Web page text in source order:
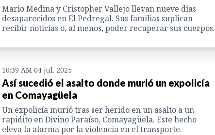
Mario Medina y Cristopher Vallejo llevan nueve días
desaparecidos en El Pedregal. Sus familias suplican
recibir noticias o, al menos, poder recuperar sus cuerpos.
10:39 AM 04 jul. 2025
Así sucedió el asalto donde murió un expolicía
en Comayagüela
Un expolicía murió tras ser herido en un asalto a un
rapidito en Divino Paraíso, Comayagüela. Este hecho
eleva la alarma por la violencia en el transporte.